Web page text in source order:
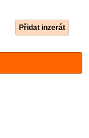
Přidat inzerát